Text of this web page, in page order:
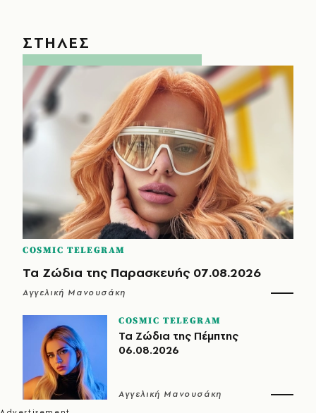
ΣΤΗΛΕΣ
COSMIC TELEGRAM
Τα Ζώδια της Παρασκευής 07.08.2026
Αγγελική Μανουσάκη
COSMIC TELEGRAM
Τα Ζώδια της Πέμπτης
06.08.2026
Αγγελική Μανουσάκη